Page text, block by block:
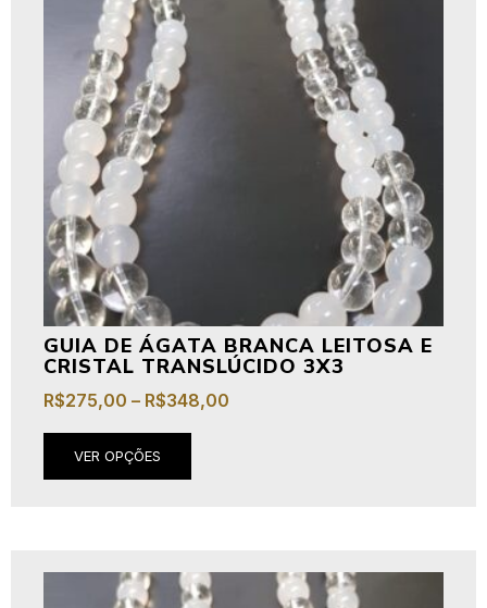
GUIA DE ÁGATA BRANCA LEITOSA E
CRISTAL TRANSLÚCIDO 3X3
R$275,00 – R$348,00
VER OPÇÕES